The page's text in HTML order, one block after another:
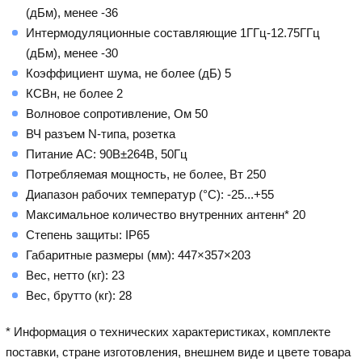
(дБм), менее -36
Интермодуляционные составляющие 1ГГц-12.75ГГц
(дБм), менее -30
Коэффициент шума, не более (дБ) 5
КСВн, не более 2
Волновое сопротивление, Ом 50
ВЧ разъем N-типа, розетка
Питание AC: 90В±264В, 50Гц
Потребляемая мощность, не более, Вт 250
Диапазон рабочих температур (°C): -25...+55
Максимальное количество внутренних антенн* 20
Степень защиты: IP65
Габаритные размеры (мм): 447×357×203
Вес, нетто (кг): 23
Вес, брутто (кг): 28
* Информация о технических характеристиках, комплекте
поставки, стране изготовления, внешнем виде и цвете товара